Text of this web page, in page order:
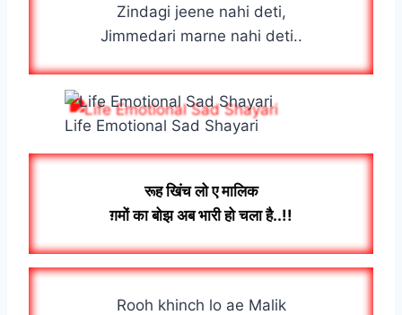
Zindagi jeene nahi deti,
Jimmedari marne nahi deti..
Life Emotional Sad Shayari
रूह खिंच लो ए मालिक
ग़मों का बोझ अब भारी हो चला है..!!
Rooh khinch lo ae Malik